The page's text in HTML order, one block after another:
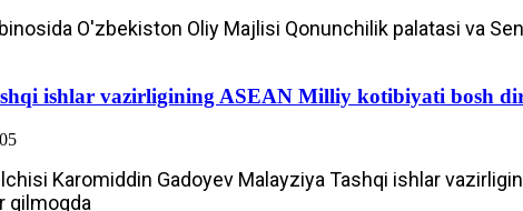
O'zbekiston Oliy Majlisi Qonunchilik palatasi va
ishlar vazirligining ASEAN Milliy kotibiyati bosh
Karomiddin Gadoyev Malayziya Tashqi ishlar
qilmoqda